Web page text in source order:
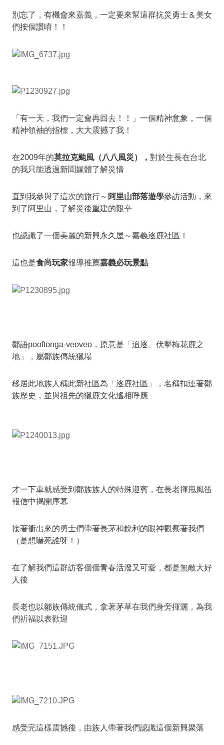
別忘了，有機會來嘉義，一定要來幫這群抗災勇士＆美女
們按個讚唷！！
「有一天，我們一定會再回去！！」一個精神意象，一個
精神領袖的指標，大大震撼了我！
在2009年的莫拉克颱風（八八風災）， 對於生長在台北
的我只能透過新聞媒體了解災情
直到我參與了這次的旅行～ 阿里山部落遊學參訪活動，來
到了阿里山，了解災後重建的艱辛
也認識了一個美麗的新興永久屋～嘉義逐鹿社區！
這也是食尚玩家報導推薦嘉義必玩景點
鄒語pooftonga-veoveo，原意是「追逐、伏擊梅花鹿之
地」，屬鄒族傳統獵場
移居此地族人稱此新社區為「逐鹿社區」，名稱扣連著鄒
族歷史，並與祖先的獵鹿文化遙相呼應
才一下車就感受到鄒族族人的特殊迎賓，在長老揮甩風笛
報信中揭開序幕
接著衝出來的勇士們帶著長茅和銳利的眼神觀察著我們
（是想嚇死誰呀！）
在了解我們這群訪客個個青春活潑又可愛，都是無敵大好
人後
長老也以鄒族傳統儀式，拿著茅草在我們身旁揮灑，為我
們祈福以表歡迎
感受完這樣震撼後，由族人帶著我們認識這個新興聚落